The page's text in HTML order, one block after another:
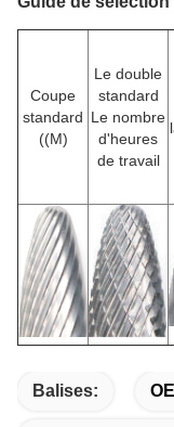
Coupe
standard
((M)
Le double
standard
Le nombre
d'heures
de travail
Balises: